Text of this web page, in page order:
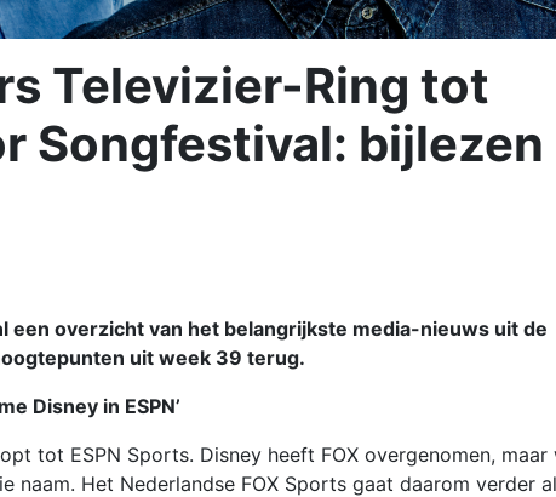
Televizier-Ring tot
Songfestival: bijlezen
een overzicht van het belangrijkste media-nieuws uit de
uit week 39 terug.
Disney in ESPN’
tot ESPN Sports. Disney heeft FOX overgenomen, maar
naam. Het Nederlandse FOX Sports gaat daarom verder